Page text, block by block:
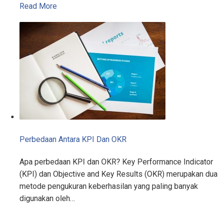
Read More
Perbedaan Antara KPI Dan OKR
Apa perbedaan KPI dan OKR? Key Performance Indicator
(KPI) dan Objective and Key Results (OKR) merupakan dua
metode pengukuran keberhasilan yang paling banyak
digunakan oleh…